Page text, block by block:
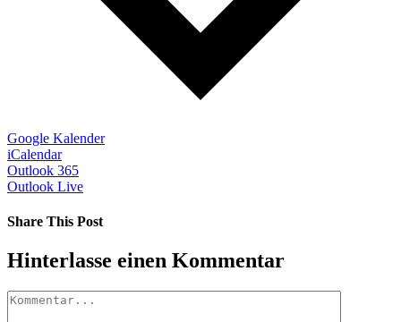
Google Kalender
iCalendar
Outlook 365
Outlook Live
Share This Post
Facebook
X
LinkedIn
Pinterest
Hinterlasse einen Kommentar
Kommentar